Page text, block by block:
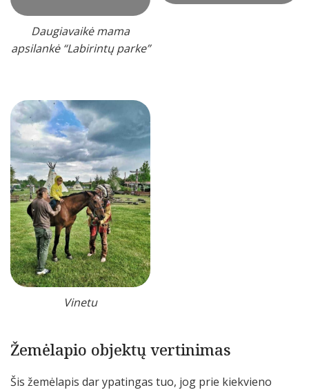
Daugiavaikė mama
apsilankė “Labirintų parke”
Vinetu
Žemėlapio objektų vertinimas
Šis žemėlapis dar ypatingas tuo, jog prie kiekvieno